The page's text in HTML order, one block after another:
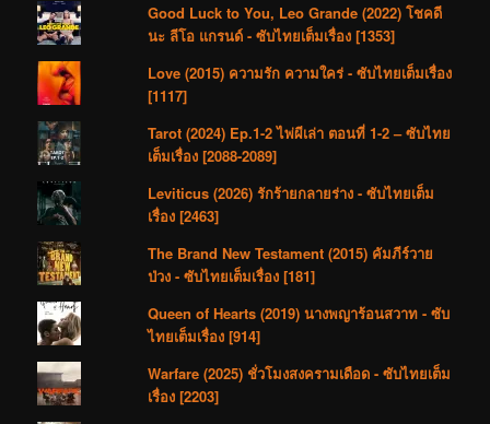
Good Luck to You, Leo Grande (2022) โชคดี
นะ ลีโอ แกรนด์ - ซับไทยเต็มเรื่อง [1353]
Love (2015) ความรัก ความใคร่ - ซับไทยเต็มเรื่อง
[1117]
Tarot (2024) Ep.1-2 ไพ่ผีเล่า ตอนที่ 1-2 – ซับไทย
เต็มเรื่อง [2088-2089]
Leviticus (2026) รักร้ายกลายร่าง - ซับไทยเต็ม
เรื่อง [2463]
The Brand New Testament (2015) คัมภีร์วาย
ป่วง - ซับไทยเต็มเรื่อง [181]
Queen of Hearts (2019) นางพญาร้อนสวาท - ซับ
ไทยเต็มเรื่อง [914]
Warfare (2025) ชั่วโมงสงครามเดือด - ซับไทยเต็ม
เรื่อง [2203]